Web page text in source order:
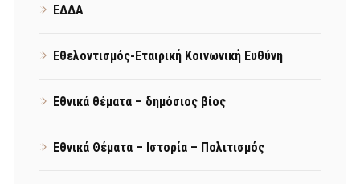
ΕΔΔΑ
Εθελοντισμός-Εταιρική Κοινωνική Ευθύνη
Εθνικά θέματα – δημόσιος βίος
Εθνικά Θέματα – Ιστορία – Πολιτισμός